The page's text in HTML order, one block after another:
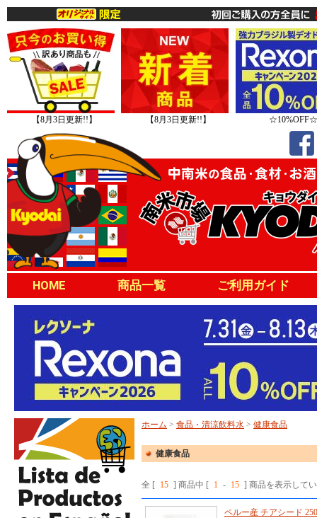
【8月3日更新!!】 【8月3日更新!!】 ☆10%OFF☆
HOME 商品一覧 ご利用ガイド
ホーム > 食品・清涼飲料水 > 健康食品
健康食品
全 [ 15 ] 商品中 [ 1 - 15 ] 商品を表示して
ペルー産 チアシード